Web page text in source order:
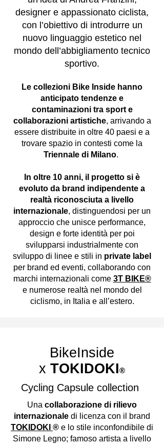
designer e appassionato ciclista,
con l’obiettivo di introdurre un
nuovo linguaggio estetico nel
mondo dell’abbigliamento tecnico
sportivo.
Le collezioni Bike Inside hanno
anticipato tendenze e
contaminazioni tra sport e
collaborazioni artistiche, arrivando a
essere distribuite in oltre 40 paesi e a
trovare spazio in contesti come la
Triennale di Milano.
In oltre 10 anni, il progetto si è
evoluto da brand indipendente a
realtà riconosciuta a livello
internazionale, distinguendosi per un
approccio che unisce performance,
design e forte identità per poi
svilupparsi industrialmente con
sviluppo di linee e stili in private label
per brand ed eventi, collaborando con
marchi internazionali come 3T BIKE®
e numerose realtà nel mondo del
ciclismo, in Italia e all’estero.
BikeInside
x TOKIDOKI®
Cycling Capsule collection
Una collaborazione di rilievo
internazionale di licenza con il brand
TOKIDOKI ® e lo stile inconfondibile di
Simone Legno; famoso artista a livello